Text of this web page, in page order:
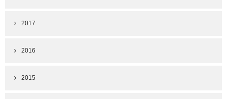
2017
2016
2015